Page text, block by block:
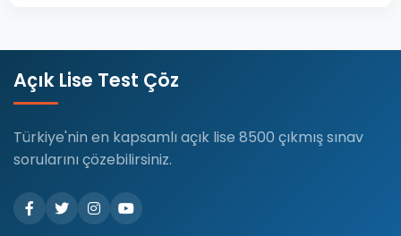
Açık Lise Test Çöz
Türkiye'nin en kapsamlı açık lise 8500 çıkmış sınav
sorularını çözebilirsiniz.